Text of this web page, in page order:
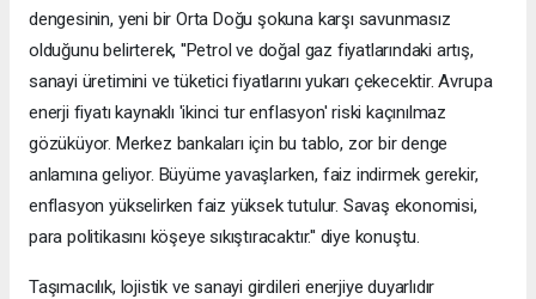
dengesinin, yeni bir Orta Doğu şokuna karşı savunmasız
olduğunu belirterek, ''Petrol ve doğal gaz fiyatlarındaki artış,
sanayi üretimini ve tüketici fiyatlarını yukarı çekecektir. Avrupa
enerji fiyatı kaynaklı 'ikinci tur enflasyon' riski kaçınılmaz
gözüküyor. Merkez bankaları için bu tablo, zor bir denge
anlamına geliyor. Büyüme yavaşlarken, faiz indirmek gerekir,
enflasyon yükselirken faiz yüksek tutulur. Savaş ekonomisi,
para politikasını köşeye sıkıştıracaktır.'' diye konuştu.
Taşımacılık, lojistik ve sanayi girdileri enerjiye duyarlıdır